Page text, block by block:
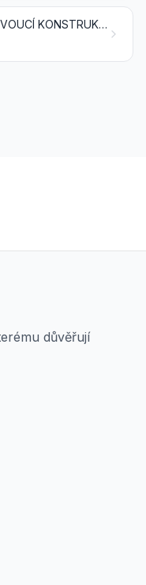
LODĚ, ČLUNY A PLOVOUCÍ KONSTRUKCE
důvěřují